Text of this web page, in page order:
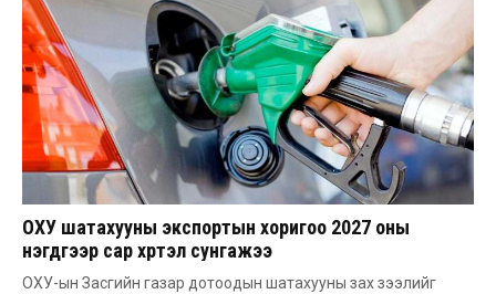
ОХУ шатахууны экспортын хоригоо 2027 оны
нэгдүгээр сар хүртэл сунгажээ
ОХУ-ын Засгийн газар дотоодын шатахууны зах зээлийг